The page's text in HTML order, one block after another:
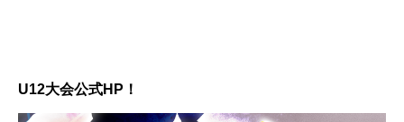
U12大会公式HP！